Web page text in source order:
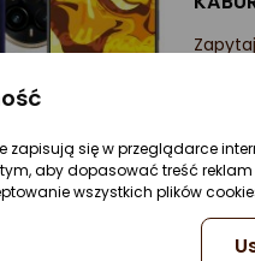
zapisują się w przeglądarce
aby dopasować treść
wszystkich plików